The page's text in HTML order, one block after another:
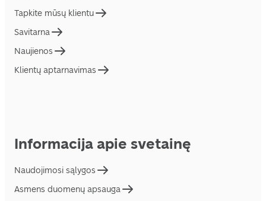
Tapkite mūsų klientu
Savitarna
Naujienos
Klientų aptarnavimas
Informacija apie svetainę
Naudojimosi sąlygos
Asmens duomenų apsauga